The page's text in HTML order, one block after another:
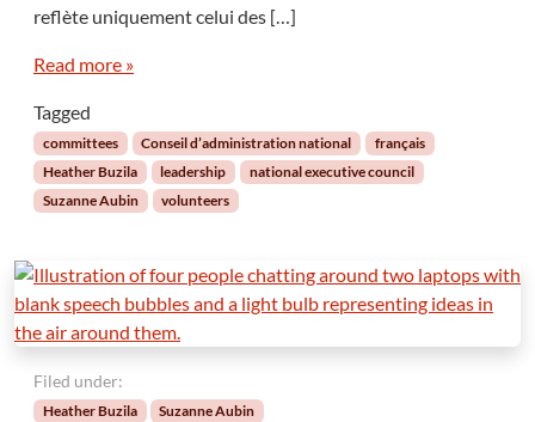
reflète uniquement celui des […]
Read more »
Tagged
committees Conseil d’administration national
français
Heather Buzila
leadership
national executive council
Suzanne Aubin
volunteers
Filed under:
Heather Buzila Suzanne Aubin